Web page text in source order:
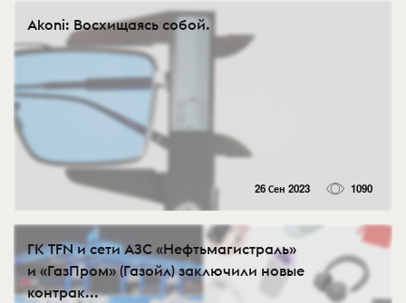
Akoni: Восхищаясь собой.
26 Сен 2023 1090
ГК TFN и сети АЗС «Нефтьмагистраль»
и «ГазПром» (Газойл) заключили новые
контрак...